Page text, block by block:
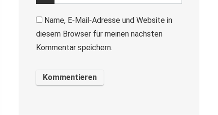
Name, E-Mail-Adresse und Website in
diesem Browser für meinen nächsten
Kommentar speichern.